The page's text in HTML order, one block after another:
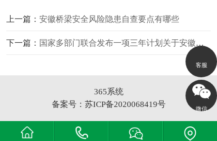
上一篇：安徽桥梁安全风险隐患自查要点有哪些
下一篇： 国家多部门联合发布一项三年计划关于安徽整治船舶桥梁隐患
365系统
备案号： 苏ICP备2020068419号
客服
微信